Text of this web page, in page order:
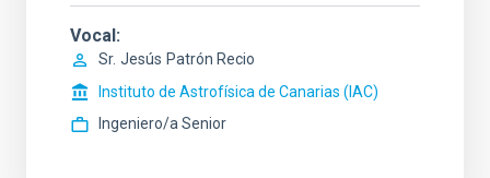
Vocal
Sr. Jesús Patrón Recio
Instituto de Astrofísica de Canarias (IAC)
Ingeniero/a Senior